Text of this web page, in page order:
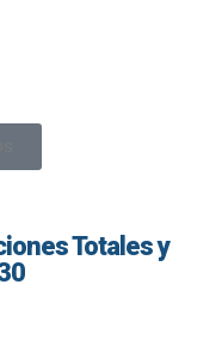
Totales y